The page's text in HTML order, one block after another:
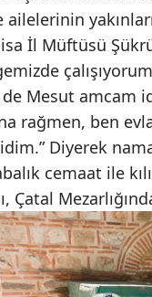
ailelerinin
İl Müftüsü
Mesut amcam
rağmen, ben
Diyerek
cemaat ile
Çatal